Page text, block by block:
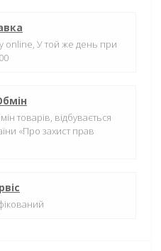
online, У той же день при
товарів, відбувається
«Про захист прав